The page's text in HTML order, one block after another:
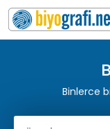
Binlerce